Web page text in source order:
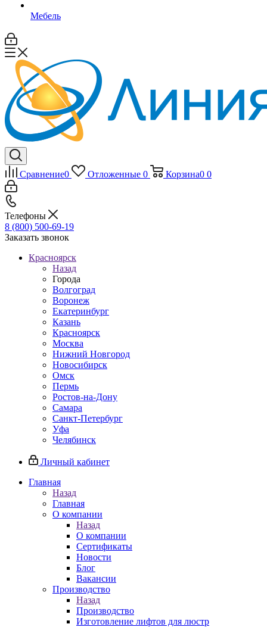
Мебель
Сравнение0 Отложенные 0 Корзина0 0
Телефоны
8 (800) 500-69-19
Заказать звонок
Красноярск
Назад
Города
Волгоград
Воронеж
Екатеринбург
Казань
Красноярск
Москва
Нижний Новгород
Новосибирск
Омск
Пермь
Ростов-на-Дону
Самара
Санкт-Петербург
Уфа
Челябинск
Личный кабинет
Главная
Назад
Главная
О компании
Назад
О компании
Сертификаты
Новости
Блог
Вакансии
Производство
Назад
Производство
Изготовление лифтов для люстр